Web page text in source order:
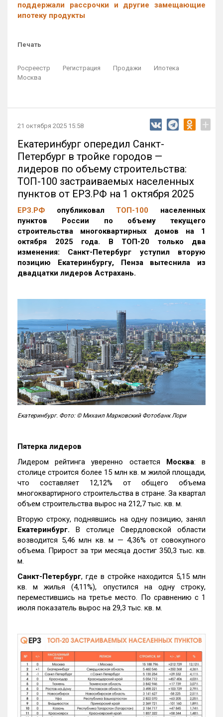
поддержали рассрочки и другие замещающие
ипотеку продукты
Печать
Росреестр Регистрация Продажи
Ипотека
Москва
21 октября 2025 15:58 +
Екатеринбург опередил Санкт-
Петербург в тройке городов —
лидеров по объему строительства:
ТОП-100 застраиваемых населенных
пунктов от ЕРЗ.РФ на 1 октября 2025
ЕРЗ.РФ опубликовал ТОП-100 населенных
пунктов России по объему текущего
строительства многоквартирных домов на 1
октября 2025 года. В ТОП-20 только два
изменения: Санкт-Петербург уступил вторую
позицию Екатеринбургу, Пенза вытеснила из
двадцатки лидеров Астрахань.
Екатеринбург. Фото: © Михаил Марковский Фотобанк Лори
Пятерка лидеров
Лидером рейтинга уверенно остается
Москва: в
столице строится более 15 млн кв. м жилой площади,
что составляет 12,12% от общего объема
многоквартирного строительства в стране. За квартал
объем строительства вырос на 212,7 тыс. кв. м.
Вторую строку, поднявшись на одну позицию, занял
Екатеринбург.
В столице Свердловской области
возводится 5,46 млн кв. м — 4,36% от совокупного
объема. Прирост за три месяца достиг 350,3 тыс. кв.
м.
Санкт-Петербург, где в стройке находится 5,15 млн
кв. м жилья (4,11%), опустился на одну строку,
переместившись на третье место. По сравнению с 1
июля показатель вырос на 29,3 тыс. кв. м.